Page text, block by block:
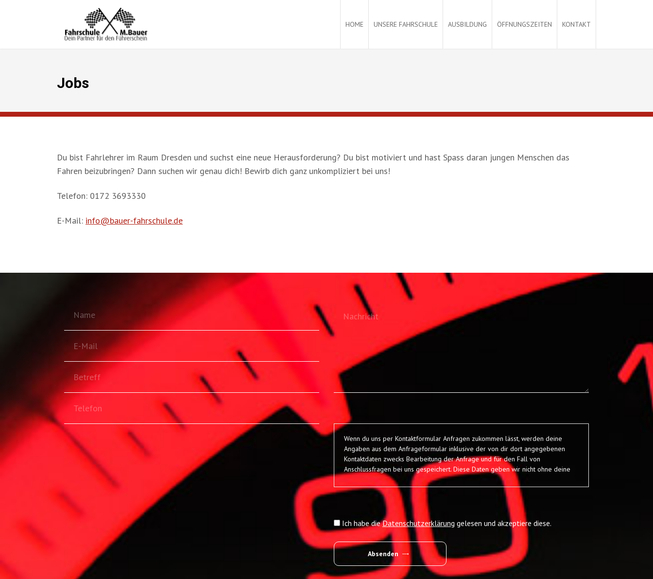
HOME UNSERE FAHRSCHULE AUSBILDUNG ÖFFNUNGSZEITEN KONTAKT
Jobs
Du bist Fahrlehrer im Raum Dresden und suchst eine neue Herausforderung? Du bist motiviert und hast Spass daran jungen Menschen das
Fahren beizubringen? Dann suchen wir genau dich! Bewirb dich ganz unkompliziert bei uns!
Telefon: 0172 3693330
E-Mail: info@bauer-fahrschule.de
Wenn du uns per Kontaktformular Anfragen zukommen lässt, werden deine
Angaben aus dem Anfrageformular inklusive der von dir dort angegebenen
Kontaktdaten zwecks Bearbeitung der Anfrage und für den Fall von
Anschlussfragen bei uns gespeichert. Diese Daten geben wir nicht ohne deine
Einwilligung weiter. Die Verarbeitung der in das Kontaktformular eingegebenen
Daten erfolgt somit ausschließlich auf Grundlage Ihrer Einwilligung (Art. 6 Abs. 1
lit. a DSGVO). Du kannst diese Einwilligung jederzeit widerrufen. Dazu reicht eine
formlose Mitteilung per E-Mail an uns. Die Rechtmäßigkeit der bis zum Widerruf
erfolgten Datenverarbeitungsvorgänge bleibt vom Widerruf unberührt.
Ich habe dieDatenschutzerklärung gelesen und akzeptiere diese.
Absenden